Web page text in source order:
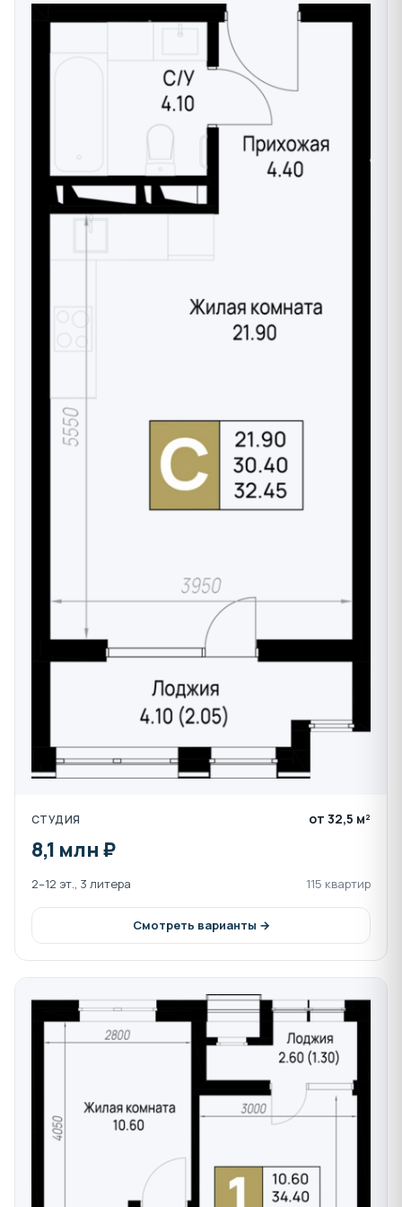
атмосферу и комфортное проживание для семей.
Архитектурные особенности:
арочные окна и декоративные элементы
просторные лоджии с панорамным
высокие потолки в лобби - 4,5 метра
премиальные отделочные материалы
Планировки и цены квартир в новостройке
м², 2-комнатные квартиры - от 57,05 м², 3-комнатные
Современная школа на 1875 учащихся
Два детских сада по 160 воспитанников
Развивающие центры и творческие студии
Собственный торговый центр
Коммерческие помещения на первых этажах
Воркаут-зона с профессиональными
Площадки для игровых видов спорта
Велосипедные дорожки
Зона для занятий йогой
Подземный охраняемый паркинг на 939 мест
Круглосуточное видеонаблюдение
Консьерж-сервис в лобби
уникальными природными
достопримечательностями:
зона
доступности
Лысая гора и природные ландшафты
Долина лотосов и Бугазская коса
Энотуризм и культурная жизнь
Винодельне "Гай-Кодзор" (9 км)
Имению "Скалистый берег" (12 км)
Комплексу "Галицкий и Галицкий" (23 км)
СТУДИЯ от 32,5 м²
8,1 млн ₽
2–12 эт., 3 литера 115 квартир
Смотреть варианты →